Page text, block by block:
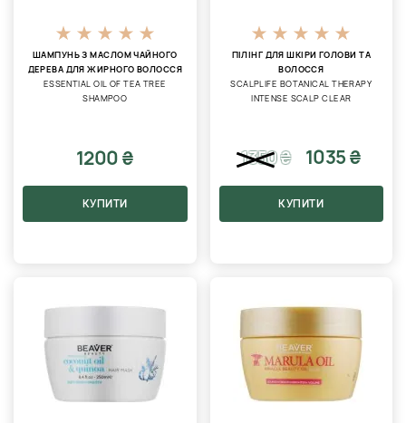
ШАМПУНЬ З МАСЛОМ ЧАЙНОГО
ДЕРЕВА ДЛЯ ЖИРНОГО ВОЛОССЯ
ESSENTIAL OIL OF TEA TREE
SHAMPOO
1200 ₴
КУПИТИ
ПІЛІНГ ДЛЯ ШКІРИ ГОЛОВИ ТА
ВОЛОССЯ
SCALPLIFE BOTANICAL THERAPY
INTENSE SCALP CLEAR
1350₴ 1035 ₴
КУПИТИ